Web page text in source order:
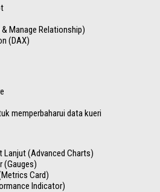
Manage Relationship)
(DAX)
memperbaharui data kueri
Lanjut (Advanced Charts)
(Gauges)
Card)
Indicator)